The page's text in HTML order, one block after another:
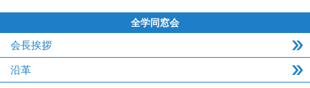
全学同窓会
会長挨拶
沿革